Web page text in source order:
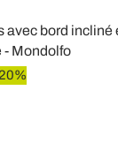
avec bord incliné
- Mondolfo